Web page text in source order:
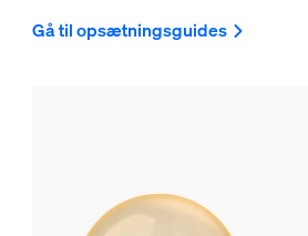
Gå til opsætningsguides